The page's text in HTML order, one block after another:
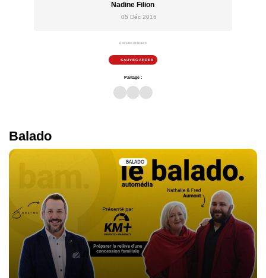
Nadine Filion
05 Déc 2016
2 minutes de lecture
SAUVEGARDER
Partage :
Balado
BALADO